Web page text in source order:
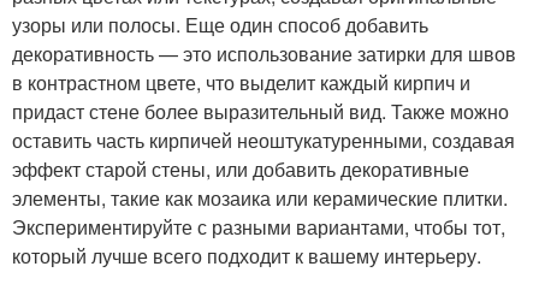
узоры или полосы. Еще один способ добавить
декоративность — это использование затирки для швов
в контрастном цвете, что выделит каждый кирпич и
придаст стене более выразительный вид. Также можно
оставить часть кирпичей неоштукатуренными, создавая
эффект старой стены, или добавить декоративные
элементы, такие как мозаика или керамические плитки.
Экспериментируйте с разными вариантами, чтобы тот,
который лучше всего подходит к вашему интерьеру.